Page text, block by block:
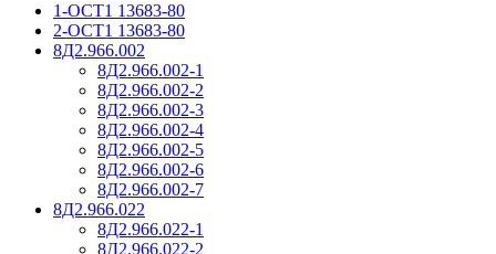
1-ОСТ1 13683-80
2-ОСТ1 13683-80
8Д2.966.002
8Д2.966.002-1
8Д2.966.002-2
8Д2.966.002-3
8Д2.966.002-4
8Д2.966.002-5
8Д2.966.002-6
8Д2.966.002-7
8Д2.966.022
8Д2.966.022-1
8Д2.966.022-2